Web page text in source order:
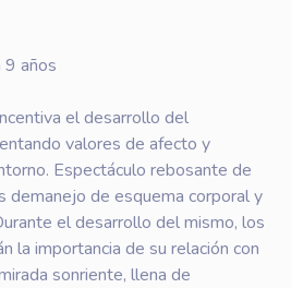
9 años
el desarrollo del
valores de afecto y
Espectáculo rebosante de
demanejo de esquema corporal y
el desarrollo del mismo, los
la importancia de su relación con
sonriente, llena de